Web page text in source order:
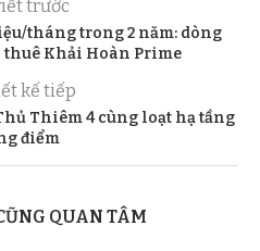
trước
tháng trong 2 năm: dòng
Khải Hoàn Prime
kế tiếp
Thiêm 4 cùng loạt hạ tầng
điểm
QUAN TÂM